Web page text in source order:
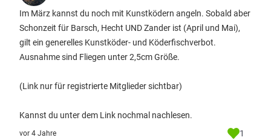
Im März kannst du noch mit Kunstködern angeln. Sobald aber
Schonzeit für Barsch, Hecht UND Zander ist (April und Mai),
gilt ein generelles Kunstköder- und Köderfischverbot.
Ausnahme sind Fliegen unter 2,5cm Größe.
(Link nur für registrierte Mitglieder sichtbar)
Kannst du unter dem Link nochmal nachlesen.
vor 4 Jahre 1